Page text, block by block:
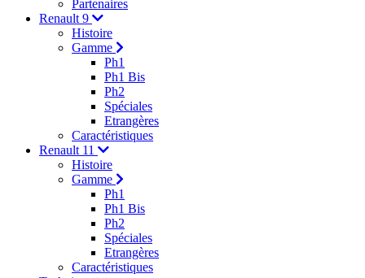
Partenaires
Renault 9
Histoire
Gamme
Ph1
Ph1 Bis
Ph2
Spéciales
Etrangères
Caractéristiques
Renault 11
Histoire
Gamme
Ph1
Ph1 Bis
Ph2
Spéciales
Etrangères
Caractéristiques